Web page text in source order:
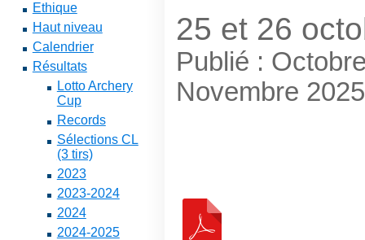
Ethique
Haut niveau
Calendrier
Résultats
Lotto Archery
Cup
Records
Sélections CL
(3 tirs)
2023
2023-2024
2024
2024-2025
25 et 26
Publié :
Novembre 2025